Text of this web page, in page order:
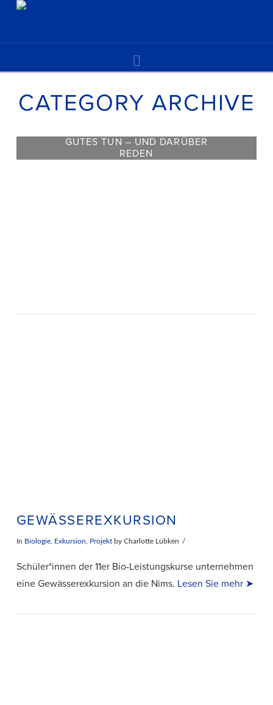
CATEGORY ARCHIVE
GUTES TUN – UND DARÜBER
REDEN
GEWÄSSEREXKURSION
In Biologie, Exkursion Projektby Charlotte Lübken
Schüler*innen der 11er Bio-Leistungskurse unternehmen
eine Gewässerexkursion an die Nims. Lesen Sie mehr ➤